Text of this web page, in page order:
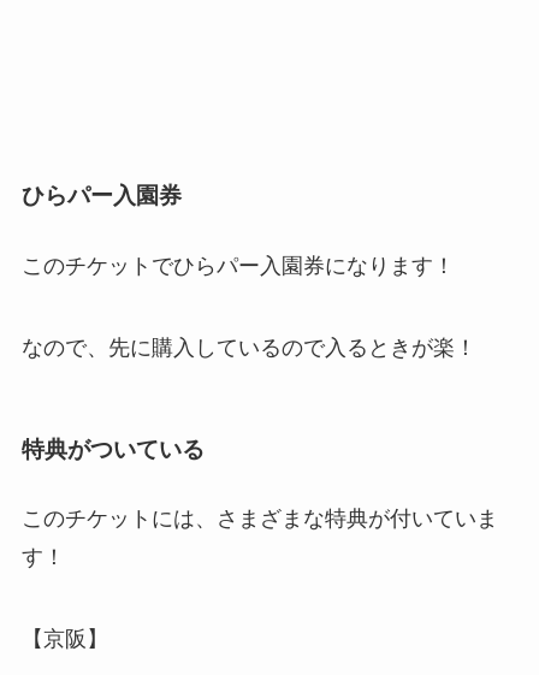
ひらパー入園券
このチケットでひらパー入園券になります！
なので、先に購入しているので入るときが楽！
特典がついている
このチケットには、さまざまな特典が付いていま
す！
【京阪】